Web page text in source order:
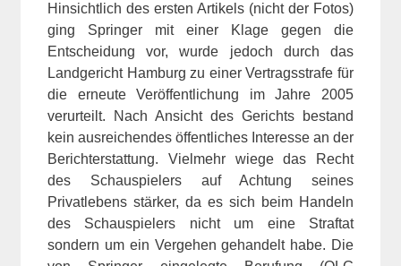
Hinsichtlich des ersten Artikels (nicht der Fotos)
ging Springer mit einer Klage gegen die
Entscheidung vor, wurde jedoch durch das
Landgericht Hamburg zu einer Vertragsstrafe für
die erneute Veröffentlichung im Jahre 2005
verurteilt. Nach Ansicht des Gerichts bestand
kein ausreichendes öffentliches Interesse an der
Berichterstattung. Vielmehr wiege das Recht
des Schauspielers auf Achtung seines
Privatlebens stärker, da es sich beim Handeln
des Schauspielers nicht um eine Straftat
sondern um ein Vergehen gehandelt habe. Die